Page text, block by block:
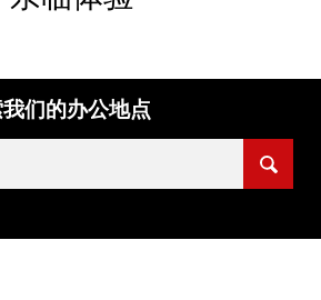
们的办公地点